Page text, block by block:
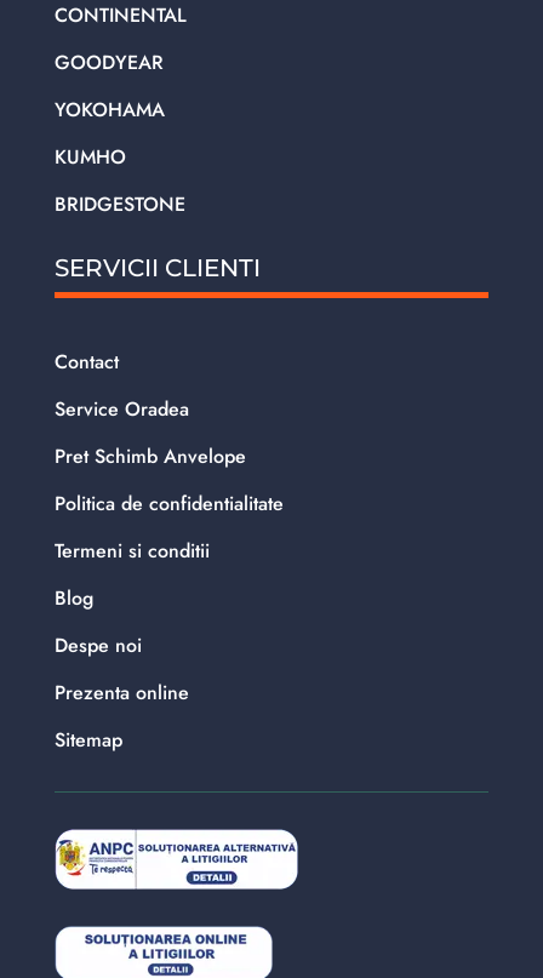
CONTINENTAL
GOODYEAR
YOKOHAMA
KUMHO
BRIDGESTONE
SERVICII CLIENTI
Contact
Service Oradea
Pret Schimb Anvelope
Politica de confidentialitate
Termeni si conditii
Blog
Despe noi
Prezenta online
Sitemap